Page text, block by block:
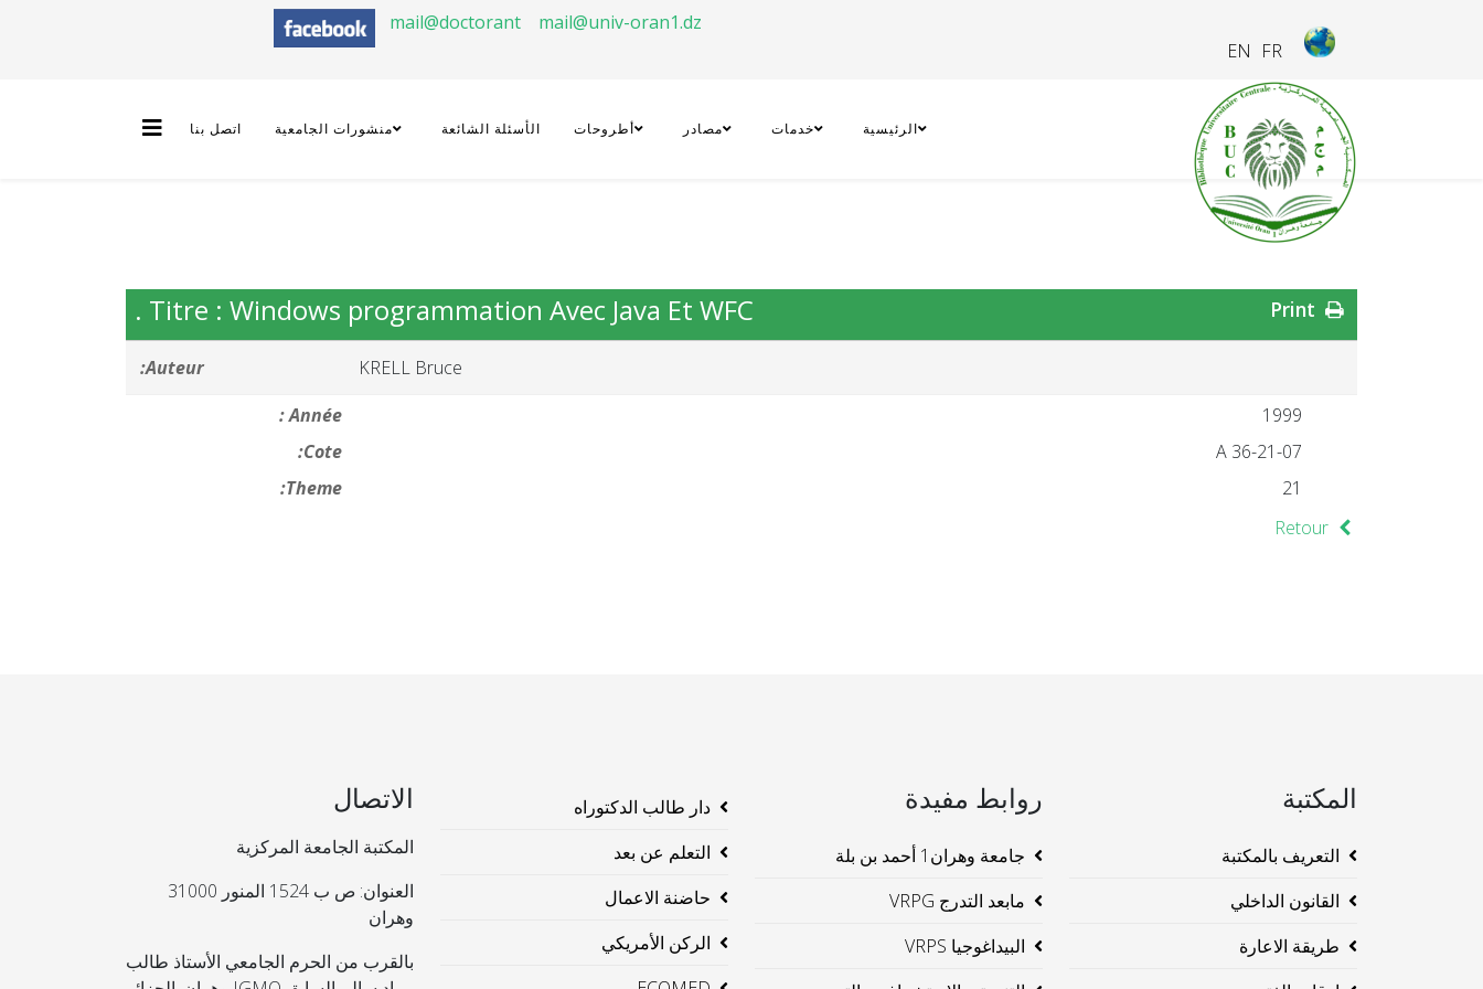
FR
EN
mail@doctorant mail@univ-oran1.dz
الرئيسية خدمات مصادر أطروحات الأسئلة الشائعة منشورات الجامعية اتصل بنا
Titre : Windows programmation Avec Java Et WFC .
Auteur:
KRELL Bruce
Année :
1999
Cote:
21-07-A 36
Theme:
21
Retour
المكتبة
التعريف بالمكتبة
القانون الداخلي
طريقة الاعارة
روابط مفيدة
جامعة وهران1 أحمد بن بلة
مابعد التدرج VRPG
البيداغوجيا VRPS
دار طالب الدكتوراه
التعلم عن بعد
حاضنة الاعمال
الركن الأمريكي
الاتصال
المكتبة الجامعة المركزية
العنوان: ص ب 1524 المنور 31000
وهران
بالقرب من الحرم الجامعي الأستاذ طالب